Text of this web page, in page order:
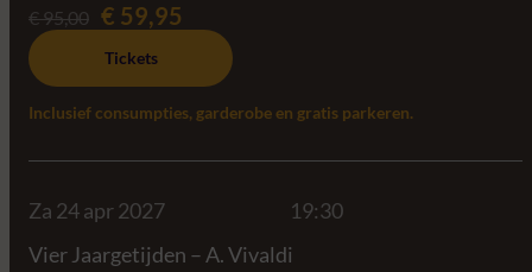
€ 95,00 € 59,95
Tickets
Inclusief consumpties, garderobe en gratis parkeren.
Za 24 apr 2027
19:30
Vier Jaargetijden – A. Vivaldi